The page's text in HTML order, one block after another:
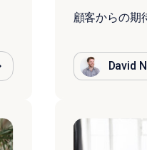
顧客からの期
David